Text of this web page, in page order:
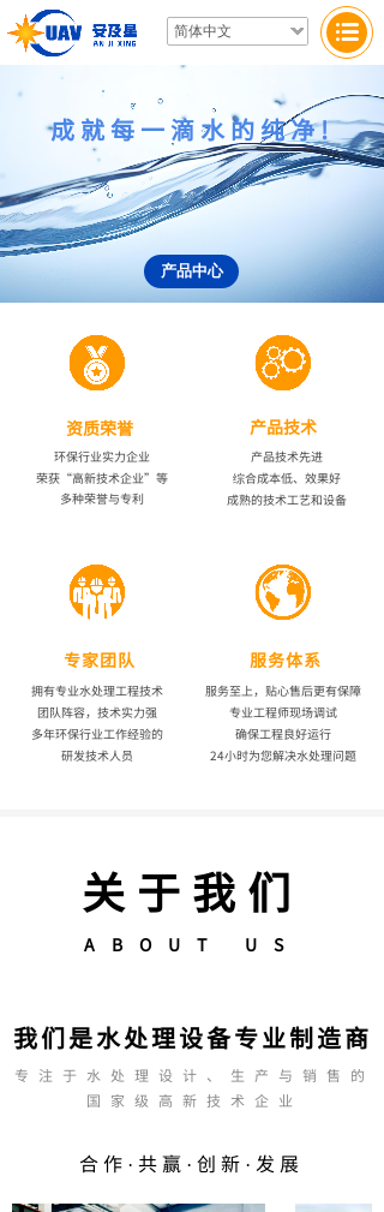
简体中文
成就每一滴水的纯净!
产品中心
产品技术先进
综合成本低、效果好
成熟的技术工艺和设备
产品技术
环保行业实力企业
荣获“高新技术企业”等
多种荣誉与专利
资质荣誉
专家团队
拥有专业水处理工程技术
团队阵容，技术实力强
多年环保行业工作经验的
研发技术人员
服务至上，贴心售后更有保障
专业工程师现场调试
确保工程良好运行
24小时为您解决水处理问题
服务体系
ABOUT US
关于我们
我们是水处理设备专业制造商
合作·共赢·创新·发展
专注于水处理设计、生产与销售的
国家级高新技术企业